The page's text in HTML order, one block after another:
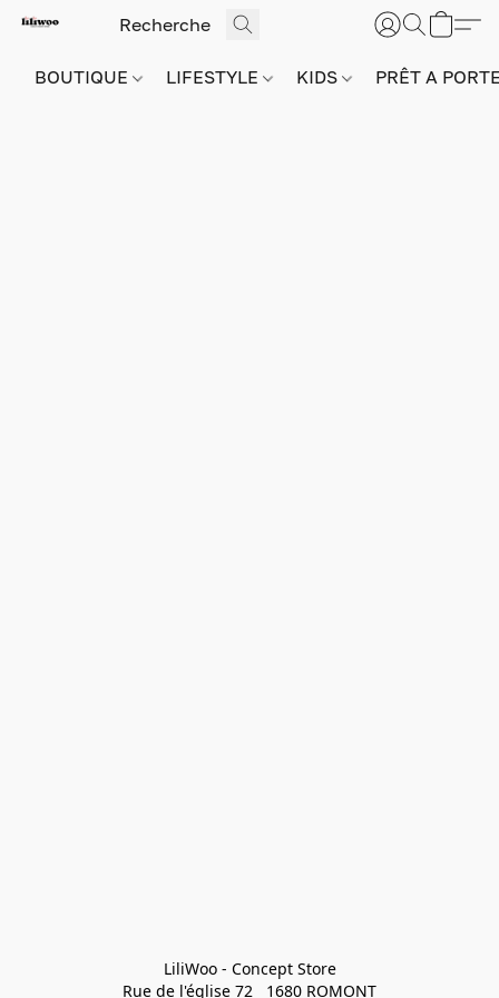
BOUTIQUE LIFESTYLE KIDS PRÊT A
LiliWoo - Concept Store
Rue de l'église 72   1680 ROMONT